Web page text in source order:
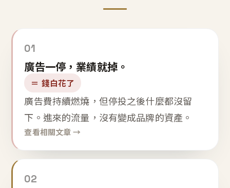
01
廣告一停，業績就掉。
＝ 錢白花了
廣告費持續燃燒，但停投之後什麼都沒留
下。進來的流量，沒有變成品牌的資產。
查看相關文章 →
02